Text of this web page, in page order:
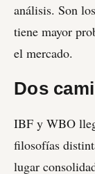
análisis. Son
tiene mayor
el mercado.
Dos
IBF y WBO
filosofías
lugar